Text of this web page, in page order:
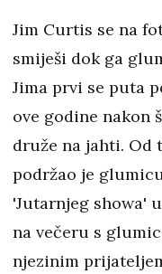
Jim Curtis se na
smiješi dok ga
Jima prvi se puta
ove godine nakon
druže na jahti. Od
podržao je
'Jutarnjeg showa'
na večeru s
njezinim